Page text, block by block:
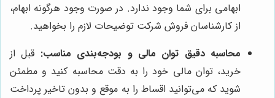
ابهامی برای شما وجود ندارد. در صورت وجود هرگونه ابهام،
از کارشناسان فروش شرکت توضیحات لازم را بخواهید.
محاسبه دقیق توان مالی و بودجه‌بندی مناسب: قبل از
خرید، توان مالی خود را به دقت محاسبه کنید و مطمئن
شوید که می‌توانید اقساط را به موقع و بدون تاخیر پرداخت